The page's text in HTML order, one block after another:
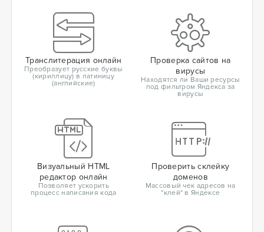
Транслитерация онлайн
Преобразует русские буквы
(кириллицу) в латиницу
(английские)
Проверка сайтов на
вирусы
Находятся ли Ваши ресурсы
под фильтром Яндекса за
вирусы
Визуальный HTML
редактор онлайн
Позволяет ускорить
процесс написания кода
Проверить склейку
доменов
Массовый чек адресов на
"клей" в Яндексе